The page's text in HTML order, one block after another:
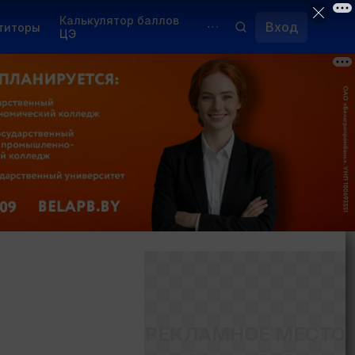
Калькулятор баллов
ЦЭ
Курсы
Переподготовка
Вход